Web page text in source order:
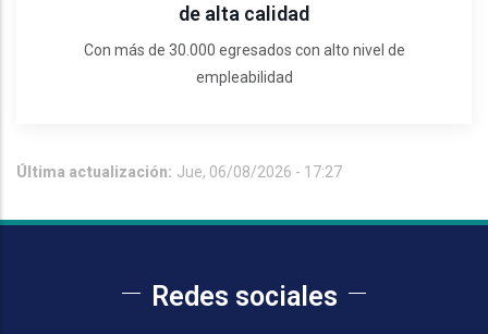
de alta calidad
Con más de 30.000 egresados con alto nivel de
empleabilidad
Última actualización: Jue, 06/08/2026 - 17:27
Redes sociales